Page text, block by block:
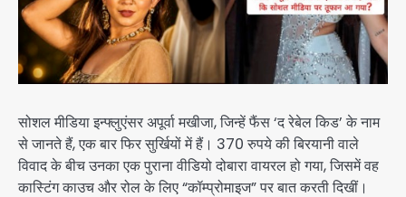
सोशल मीडिया इन्फ्लुएंसर अपूर्वा मखीजा, जिन्हें फैंस ‘द रेबेल किड’ के नाम
से जानते हैं, एक बार फिर सुर्खियों में हैं। 370 रुपये की बिरयानी वाले
विवाद के बीच उनका एक पुराना वीडियो दोबारा वायरल हो गया, जिसमें वह
कास्टिंग काउच और रोल के लिए “कॉम्प्रोमाइज” पर बात करती दिखीं।